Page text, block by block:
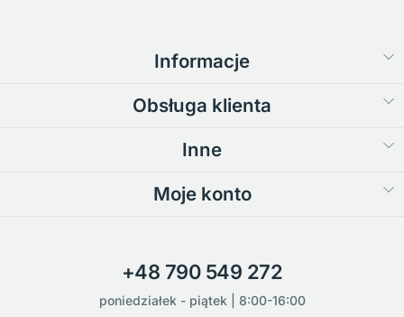
Informacje
Obsługa klienta
Inne
Moje konto
+48 790 549 272
poniedziałek - piątek | 8:00-16:00